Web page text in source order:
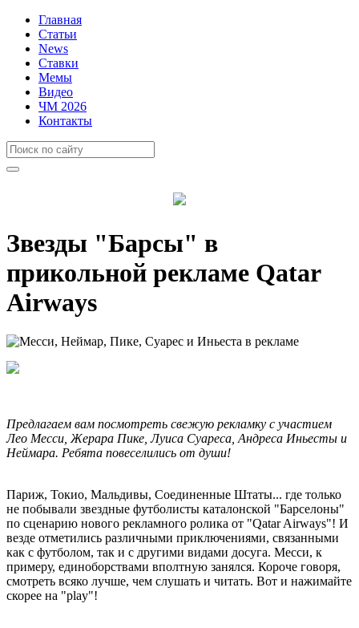
Главная
Статьи
News
Ставки
Мемы
Видео
ЧМ 2026
Контакты
Звезды "Барсы" в
прикольной рекламе Qatar
Airways
Предлагаем вам посмотреть свежую рекламку с участием
Лео Месси, Жерара Пике, Луиса Суареса, Андреса Иньесты и
Неймара. Ребята повеселились от души!
Париж, Токио, Мальдивы, Соединенные Штаты... где только
не побывали звездные футболисты каталонской "Барселоны"
по сценарию нового рекламного ролика от "Qatar Airways"! И
везде отметились различными приключениями, связанными
как с футболом, так и с другими видами досуга. Месси, к
примеру, единоборствами вполтную занялся. Короче говоря,
смотреть всяко лучше, чем слушать и читать. Вот и нажимайте
скорее на "play"!